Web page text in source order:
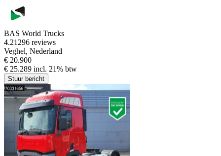
BAS World Trucks
4.21296 reviews
Veghel, Nederland
€ 20.900
€ 25.289 incl. 21% btw
Stuur bericht